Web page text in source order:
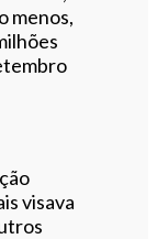
menos,
visava